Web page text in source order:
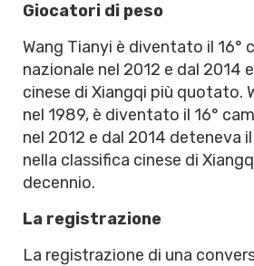
Giocatori di peso
Wang Tianyi è diventato il 16°
nazionale nel 2012 e dal 2014
cinese di Xiangqi più quotato.
nel 1989, è diventato il 16°
nel 2012 e dal 2014 deteneva
nella classifica cinese di
decennio.
La registrazione
La registrazione di una